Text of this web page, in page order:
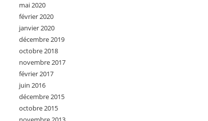
mai 2020
février 2020
janvier 2020
décembre 2019
octobre 2018
novembre 2017
février 2017
juin 2016
décembre 2015
octobre 2015